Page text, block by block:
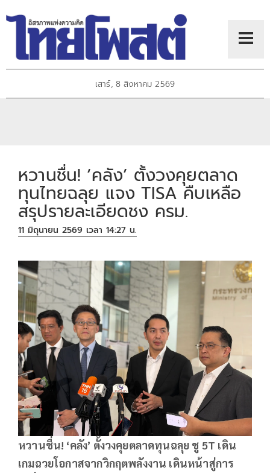
เสาร์, 8 สิงหาคม 2569
หวานชื่น! ‘คลัง’ ตั้งวงคุยตลาด
ทุนไทยฉลุย แจง TISA คืบเหลือ
สรุปรายละเอียดชง ครม.
11 มิถุนายน 2569 เวลา 14:27 น.
หวานชื่น! ‘คลัง’ ตั้งวงคุยตลาดทุนฉลุย ชู 5T เดิน
เกมฉวยโอกาสจากวิกฤตพลังงาน เดินหน้าสู่การ